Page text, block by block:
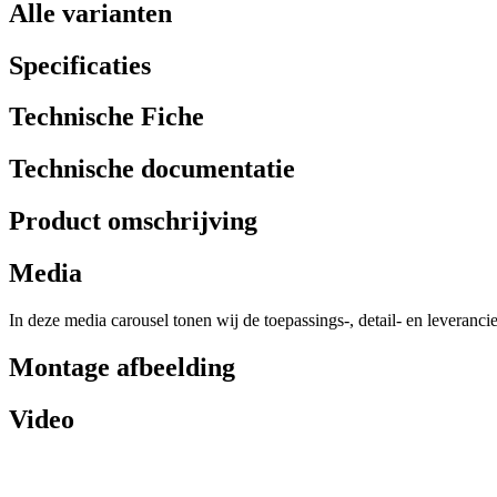
Alle varianten
Specificaties
Technische Fiche
Technische documentatie
Product omschrijving
Media
In deze media carousel tonen wij de toepassings-, detail- en
Montage afbeelding
Video